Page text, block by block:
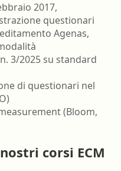
2017,
questionari
Agenas,
3/2025 su standard
di questionari nel
(Bloom,
corsi ECM